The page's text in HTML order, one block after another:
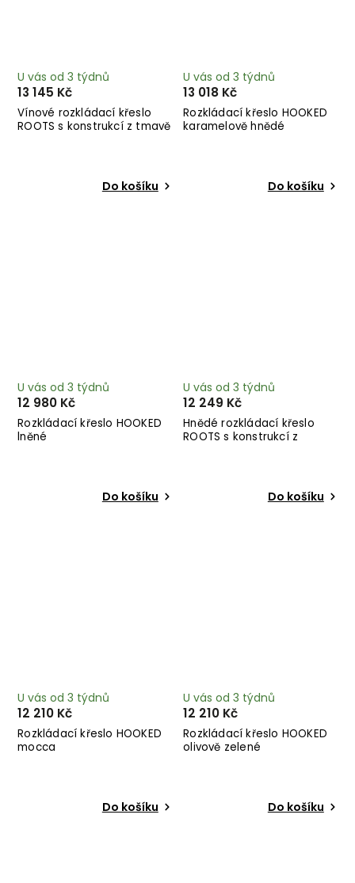
Vínové rozkládací křeslo
ROOTS s konstrukcí z tmavě
U vás od 3 týdnů
13 145 Kč
Do košíku
Rozkládací křeslo HOOKED
karamelově hnědé
U vás od 3 týdnů
13 018 Kč
Do košíku
Rozkládací křeslo HOOKED
lněné
U vás od 3 týdnů
12 980 Kč
Do košíku
Hnědé rozkládací křeslo
ROOTS s konstrukcí z
U vás od 3 týdnů
12 249 Kč
Do košíku
Rozkládací křeslo HOOKED
mocca
U vás od 3 týdnů
12 210 Kč
Do košíku
Rozkládací křeslo HOOKED
olivově zelené
U vás od 3 týdnů
12 210 Kč
Do košíku